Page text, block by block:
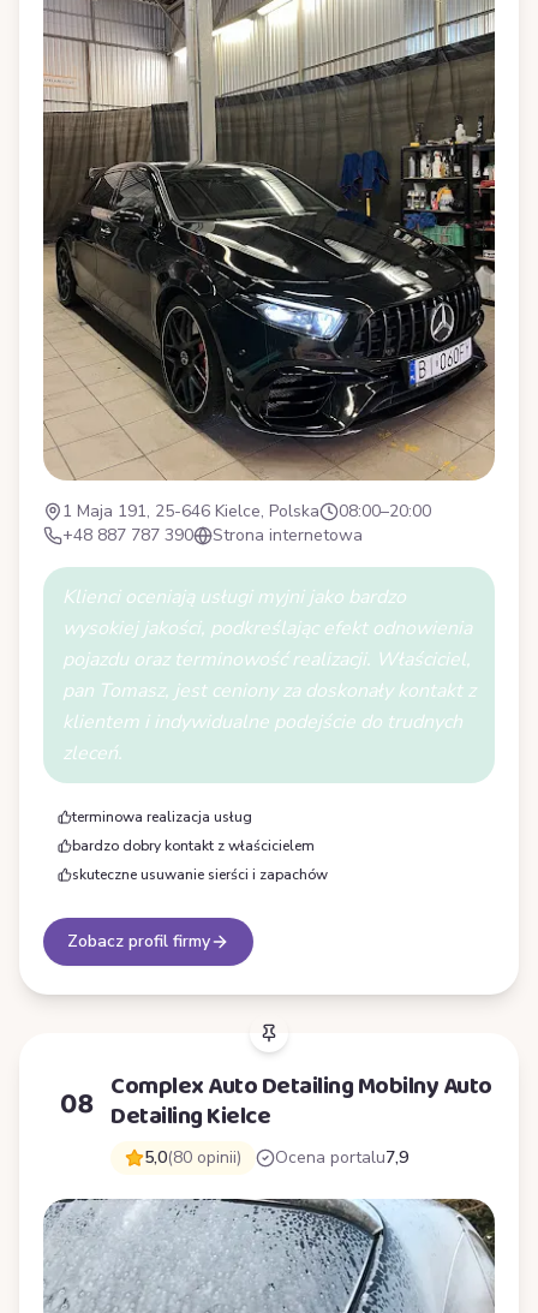
1 Maja 191, 25-646 Kielce, Polska
08:00–20:00
+48 887 787 390
Strona internetowa
Klienci oceniają usługi myjni jako bardzo
wysokiej jakości, podkreślając efekt odnowienia
pojazdu oraz terminowość realizacji. Właściciel,
pan Tomasz, jest ceniony za doskonały kontakt z
klientem i indywidualne podejście do trudnych
zleceń.
terminowa realizacja usług
bardzo dobry kontakt z właścicielem
skuteczne usuwanie sierści i zapachów
Zobacz profil firmy
08 Complex Auto Detailing Mobilny Auto
Detailing Kielce
5,0(80 opinii) Ocena portalu7,9